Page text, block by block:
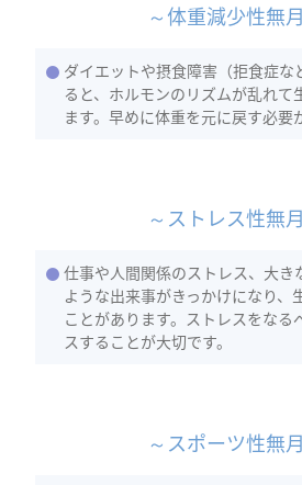
～体重減少性無
ダイエットや摂食障害（拒食症な
ると、ホルモンのリズムが乱れて
ます。早めに体重を元に戻す必要
～ストレス性無
仕事や人間関係のストレス、大き
ような出来事がきっかけになり、
ことがあります。ストレスをなる
スすることが大切です。
～スポーツ性無